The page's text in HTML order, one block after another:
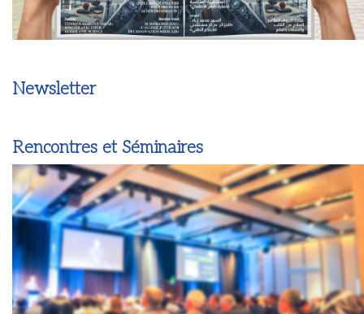
Newsletter
Rencontres et Séminaires